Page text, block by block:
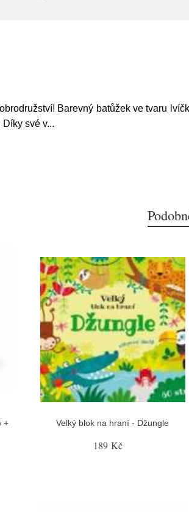
Barevný batůžek ve tvaru
Díky své v...
+
Velký blok na hraní - Džungle
189 Kč